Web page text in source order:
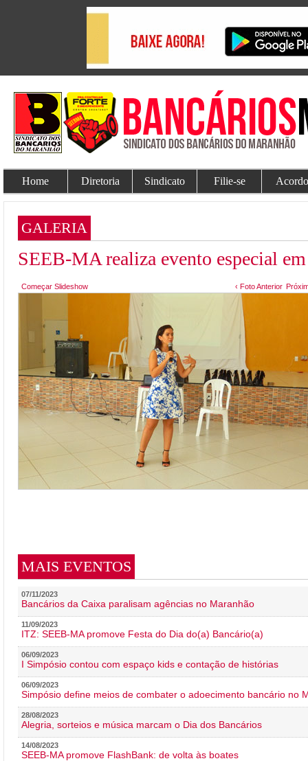
Home Diretoria Sindicato Filie-se
GALERIA
SEEB-MA realiza evento especial
Começar Slideshow ‹ Foto Anterior
MAIS EVENTOS
07/11/2023
Bancários da Caixa paralisam agências no Maranhão
11/09/2023
ITZ: SEEB-MA promove Festa do Dia do(a) Bancário(a)
06/09/2023
I Simpósio contou com espaço kids e contação de histórias
06/09/2023
Simpósio define meios de combater o adoecimento bancário no
28/08/2023
Alegria, sorteios e música marcam o Dia dos Bancários
14/08/2023
SEEB-MA promove FlashBank: de volta às boates